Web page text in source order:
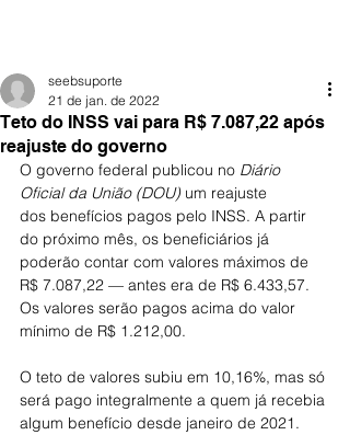
Teto do INSS vai para R$ 7.087,22 após
reajuste do governo
seebsuporte
21 de jan. de 2022
O governo federal publicou no Diário
Oficial da União (DOU) um reajuste
dos benefícios pagos pelo INSS. A partir
do próximo mês, os beneficiários já
poderão contar com valores máximos de
R$ 7.087,22 — antes era de R$ 6.433,57.
Os valores serão pagos acima do valor
mínimo de R$ 1.212,00.
O teto de valores subiu em 10,16%, mas só
será pago integralmente a quem já recebia
algum benefício desde janeiro de 2021.